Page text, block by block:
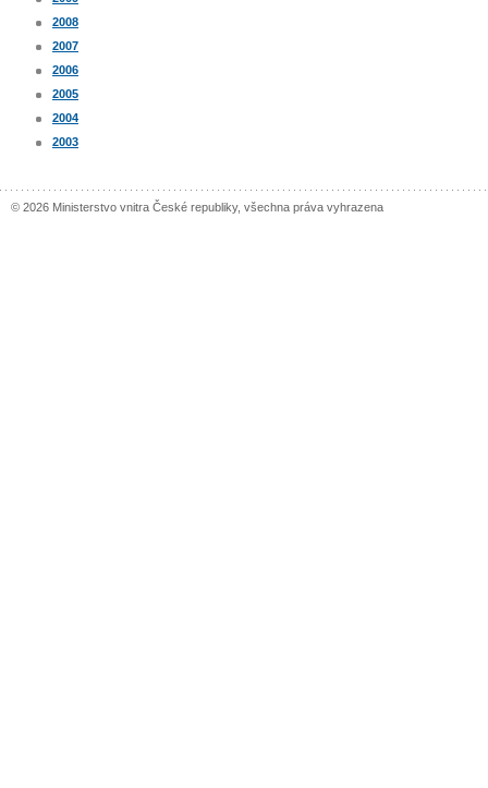
2008
2007
2006
2005
2004
2003
© 2026 Ministerstvo vnitra České republiky, všechna práva vyhrazena